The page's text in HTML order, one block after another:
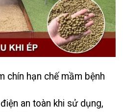
chín hạn chế mầm bệnh
an toàn khi sử dụng,